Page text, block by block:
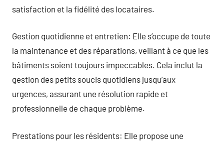
satisfaction et la fidélité des locataires.
Gestion quotidienne et entretien: Elle s’occupe de toute
la maintenance et des réparations, veillant à ce que les
bâtiments soient toujours impeccables. Cela inclut la
gestion des petits soucis quotidiens jusqu’aux
urgences, assurant une résolution rapide et
professionnelle de chaque problème.
Prestations pour les résidents: Elle propose une